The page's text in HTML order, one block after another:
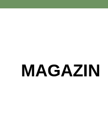
MAGAZIN